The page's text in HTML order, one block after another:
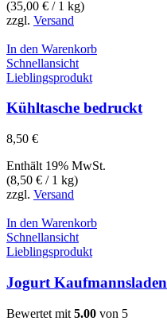
(35,00 € / 1 kg)
zzgl. Versand
In den Warenkorb
Schnellansicht
Lieblingsprodukt
Kühltasche bedruckt
8,50 €
Enthält 19% MwSt.
(8,50 € / 1 kg)
zzgl. Versand
In den Warenkorb
Schnellansicht
Lieblingsprodukt
Jogurt Kaufmannsladen
Bewertet mit 5.00 von 5